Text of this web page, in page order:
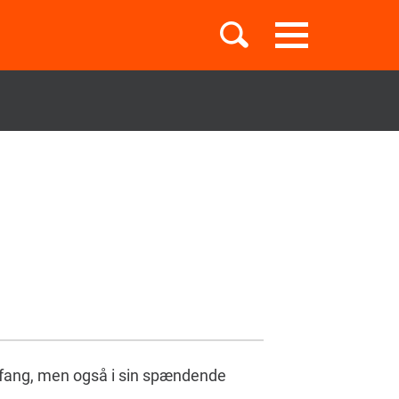
Toggle
navigation
Børnebøger
Temaer
men også i sin spændende